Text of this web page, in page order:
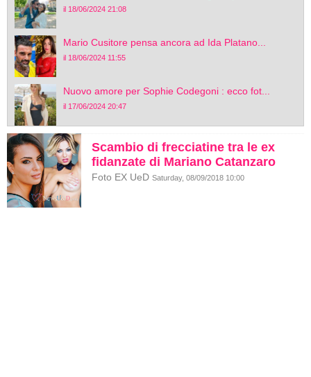
il 18/06/2024 21:08
Mario Cusitore pensa ancora ad Ida Platano...
il 18/06/2024 11:55
Nuovo amore per Sophie Codegoni : ecco fot...
il 17/06/2024 20:47
Scambio di frecciatine tra le ex
fidanzate di Mariano Catanzaro
Foto EX UeD Saturday, 08/09/2018 10:00